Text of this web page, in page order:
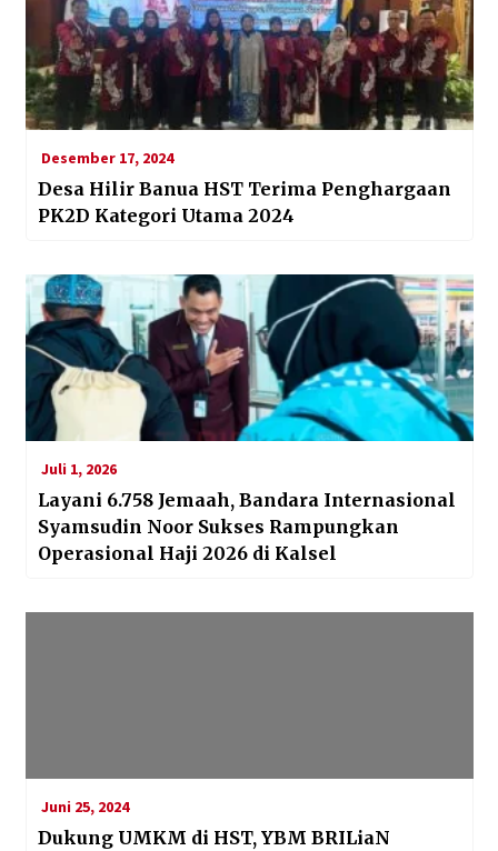
Desember 17, 2024
Desa Hilir Banua HST Terima Penghargaan
PK2D Kategori Utama 2024
Juli 1, 2026
Layani 6.758 Jemaah, Bandara Internasional
Syamsudin Noor Sukses Rampungkan
Operasional Haji 2026 di Kalsel
Juni 25, 2024
Dukung UMKM di HST, YBM BRILiaN